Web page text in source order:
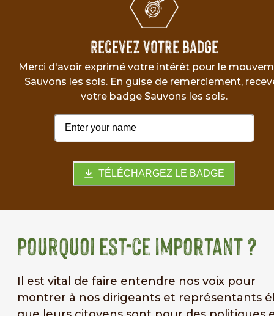
Recevez votre badge
Merci d'avoir exprimé votre intérêt pour le
Sauvons les sols. En guise de remerciement,
votre badge Sauvons les sols.
TÉLÉCHARGEZ LE BADGE
Pourquoi est-ce important ?
Il est vital de faire entendre nos voix pour
montrer à nos dirigeants et représentants